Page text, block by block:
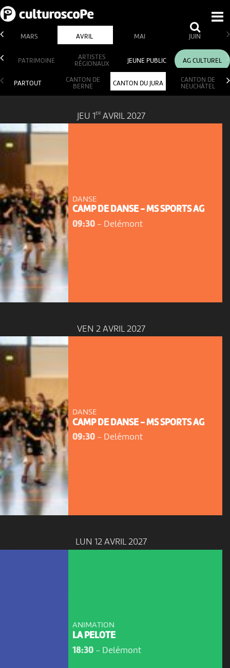
MARS AVRIL MAI JUIN
PATRIMOINE
ARTISTES
RÉGIONAUX
JEUNE PUBLIC AG CULTUREL
PARTOUT
CANTON DE
BERNE
CANTON DU JURA
CANTON DE
NEUCHÂTEL
JEU 1 ER AVRIL 2027
DANSE
CAMP DE DANSE - MS SPORTS AG
09:30- Delémont
VEN 2 AVRIL 2027
DANSE
CAMP DE DANSE - MS SPORTS AG
09:30- Delémont
LUN 12 AVRIL 2027
ANIMATION
LA PELOTE
18:30- Delémont